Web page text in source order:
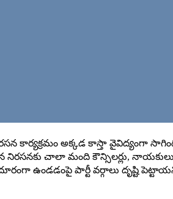
కార్యక్రమం అక్కడ కాస్తా వైవిద్యంగా
చాలా మంది కౌన్సిలర్లు,
ఉండడంపై పార్టీ వర్గాలు దృష్టి